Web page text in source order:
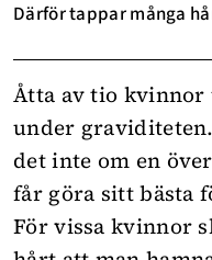
Därför tappar många
Åtta av tio kvinnor
under
det inte om en
får göra sitt bästa
För vissa kvinnor